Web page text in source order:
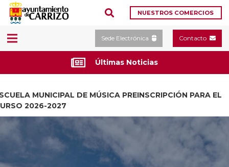
NUESTROS COMERCIOS
Sede Electrónica Contacto
Últimas Noticias
MUNICIPAL DE MÚSICA PREINSCRIPCIÓN PARA EL
2026-2027